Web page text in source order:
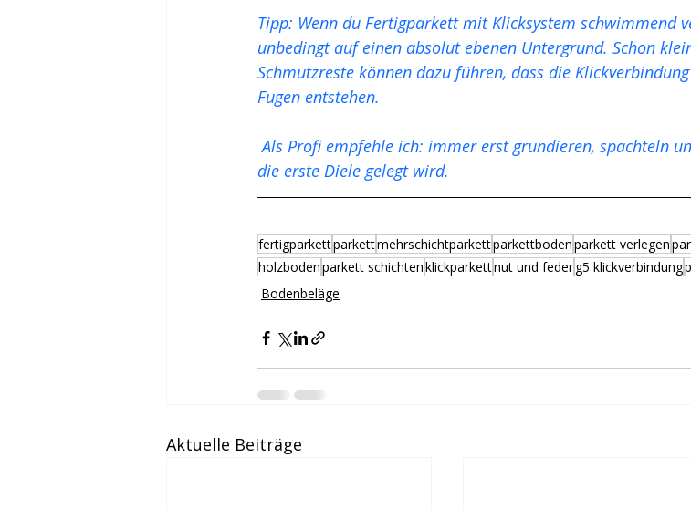
Tipp: Wenn du Fertigparkett mit Klicksystem schwimmend
unbedingt auf einen absolut ebenen Untergrund. Schon
Schmutzreste können dazu führen, dass die
Fugen entstehen.
Als Profi empfehle ich: immer erst grundieren, spachteln und die Fläche gut reinigen, bevor
die erste Diele gelegt wird.
fertigparkettparkettmehrschichtparkettparkettbodenparkett verlegen
holzbodenparkett schichtenklickparkettnut und federg5 klickverbindung
Bodenbeläge
Aktuelle Beiträge